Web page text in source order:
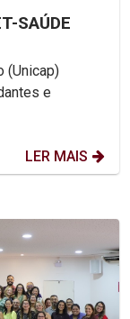
SAÚDE
(Unicap)
e
LER MAIS